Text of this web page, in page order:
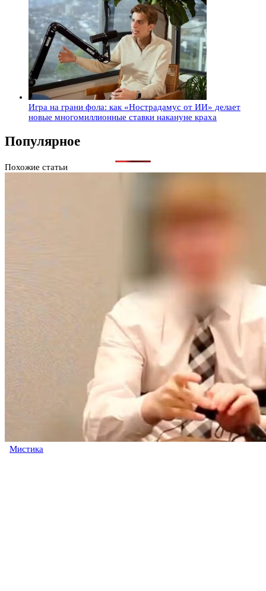
Игра на грани фола: как «Нострадамус от ИИ» делает
новые многомиллионные ставки накануне краха
Популярное
Похожие статьи
Мистика